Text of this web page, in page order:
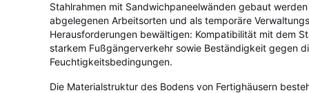
Stahlrahmen mit Sandwichpaneelwänden gebaut
abgelegenen Arbeitsorten und als temporäre
Herausforderungen bewältigen: Kompatibilität mit dem
starkem Fußgängerverkehr sowie Beständigkeit gegen
Feuchtigkeitsbedingungen.
Die Materialstruktur des Bodens von Fertighäusern